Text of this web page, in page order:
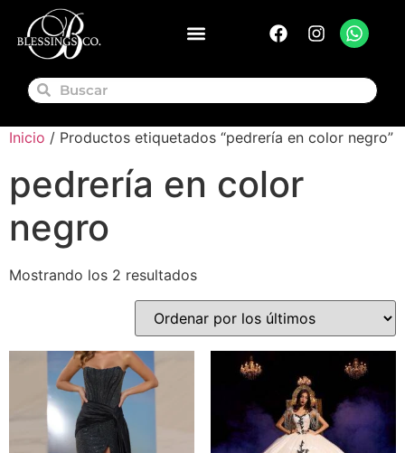
Inicio / Productos etiquetados “pedrería en color negro”
pedrería en color
negro
Mostrando los 2 resultados